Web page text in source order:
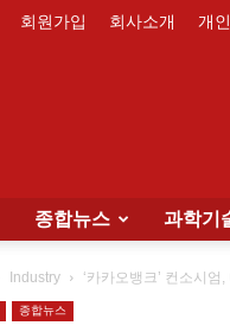
회원가입 회사소개 개
종합뉴스 과학기
Industry ‘카카오뱅크’ 컨소시
종합뉴스